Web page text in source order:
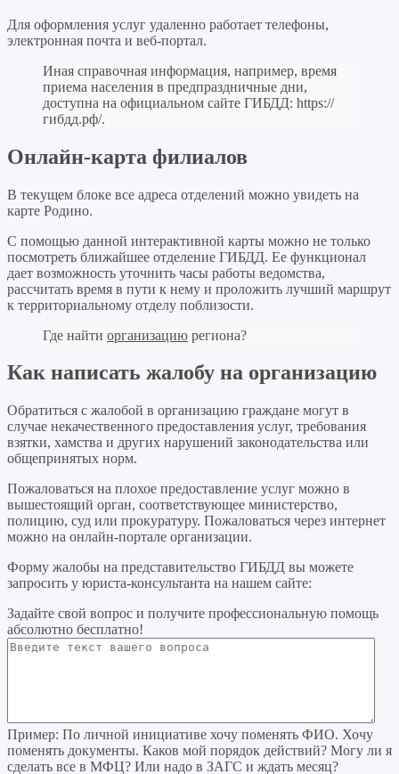
Для оформления услуг удаленно работает телефоны,
электронная почта и веб-портал.
Иная справочная информация, например, время
приема населения в предпраздничные дни,
доступна на официальном сайте ГИБДД: https://
гибдд.рф/.
Онлайн-карта филиалов
В текущем блоке все адреса отделений можно увидеть на
карте Родино.
С помощью данной интерактивной карты можно не только
посмотреть ближайшее отделение ГИБДД. Ее функционал
дает возможность уточнить часы работы ведомства,
рассчитать время в пути к нему и проложить лучший маршрут
к территориальному отделу поблизости.
Где найти организацию региона?
Как написать жалобу на организацию
Обратиться с жалобой в организацию граждане могут в
случае некачественного предоставления услуг, требования
взятки, хамства и других нарушений законодательства или
общепринятых норм.
Пожаловаться на плохое предоставление услуг можно в
вышестоящий орган, соответствующее министерство,
полицию, суд или прокуратуру. Пожаловаться через интернет
можно на онлайн-портале организации.
Форму жалобы на представительство ГИБДД вы можете
запросить у юриста-консультанта на нашем сайте:
Задайте свой вопрос и получите профессиональную помощь
абсолютно бесплатно!
Пример: По личной инициативе хочу поменять ФИО. Хочу
поменять документы. Каков мой порядок действий? Могу ли я
сделать все в МФЦ? Или надо в ЗАГС и ждать месяц?